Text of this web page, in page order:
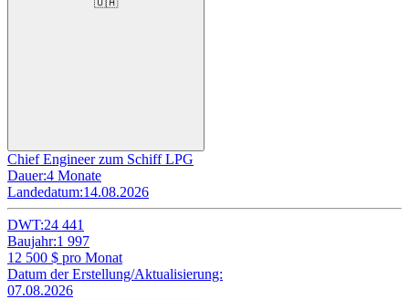
Chief Engineer zum Schiff LPG
Dauer:4 Monate
Landedatum:14.08.2026
DWT:24 441
Baujahr:1 997
12 500 $ pro Monat
Datum der Erstellung/Aktualisierung:
07.08.2026